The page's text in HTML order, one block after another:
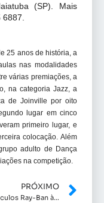
(SP). Mais
25 anos de história, a
nas modalidades
várias premiações, a
na categoria Jazz, a
de Joinville por oito
lugar em cinco
primeiro lugar, e
colocação. Além
adulto de Dança
na competição.
PRÓXIMO
Lindos óculos Ray-Ban à venda